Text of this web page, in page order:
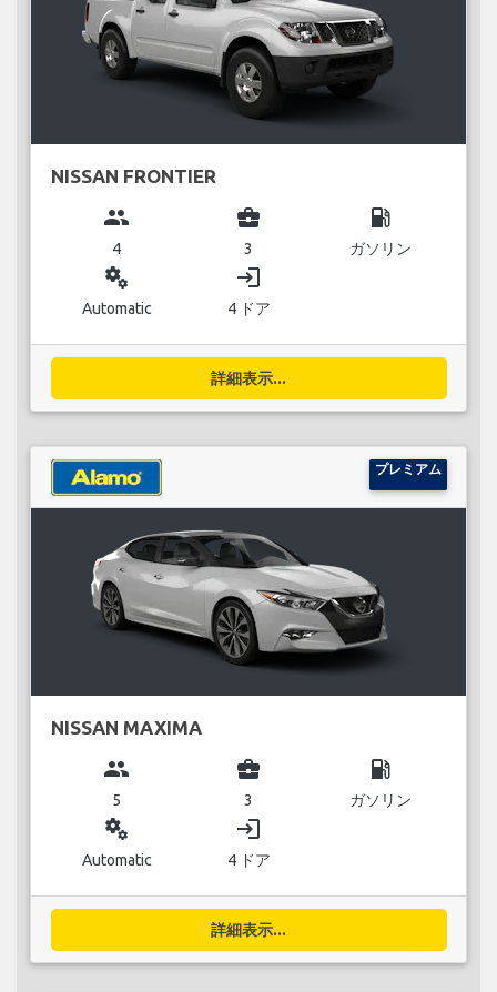
NISSAN FRONTIER
group
4
business_center
3
local_gas_station
ガソリン
miscellaneous_services
Automatic
login
4 ドア
詳細表示...
プレミアム
NISSAN MAXIMA
group
5
business_center
3
local_gas_station
ガソリン
miscellaneous_services
Automatic
login
4 ドア
詳細表示...